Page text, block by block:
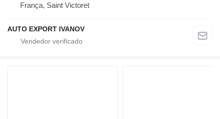
França, Saint Victoret
AUTO EXPORT IVANOV